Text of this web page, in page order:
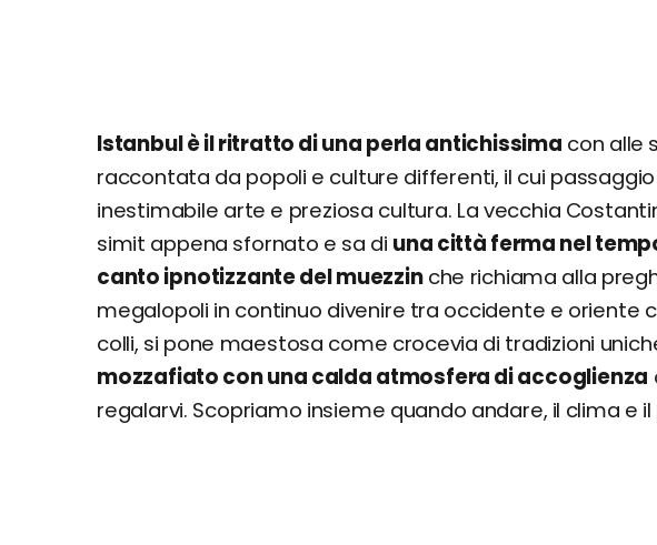
Istanbul è il ritratto di una perla antichissima con alle
raccontata da popoli e culture differenti, il cui
inestimabile arte e preziosa cultura. La vecchia
simit appena sfornato e sa di una città ferma nel
canto ipnotizzante del muezzinche richiama alla
megalopoli in continuo divenire tra occidente e oriente
colli, si pone maestosa come crocevia di tradizioni
mozzafiato con una calda atmosfera di accoglienza
regalarvi. Scopriamo insieme quando andare, il clima e